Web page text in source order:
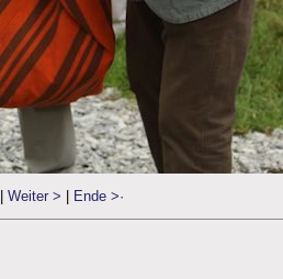
Weiter > Ende >·